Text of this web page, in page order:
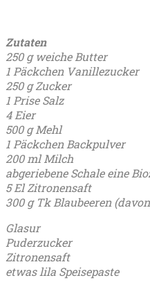
Zutaten
250 g weiche Butter
1 Päckchen Vanillezucker
250 g Zucker
1 Prise Salz
4 Eier
500 g Mehl
1 Päckchen Backpulver
200 ml Milch
abgeriebene Schale eine
5 El Zitronensaft
300 g Tk Blaubeeren
Glasur
Puderzucker
Zitronensaft
etwas lila Speisepaste